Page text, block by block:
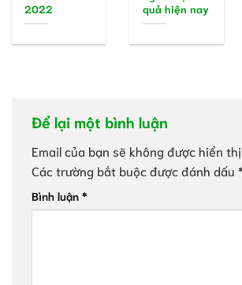
2022
quả hiện nay
Để lại một bình luận
Email của bạn sẽ không được hiển
Các trường bắt buộc được đánh dấu *
Bình luận *